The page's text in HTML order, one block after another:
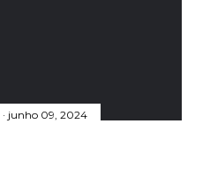
junho 09, 2024